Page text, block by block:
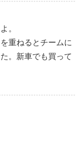
。
重ねるとチームに
。新車でも買って